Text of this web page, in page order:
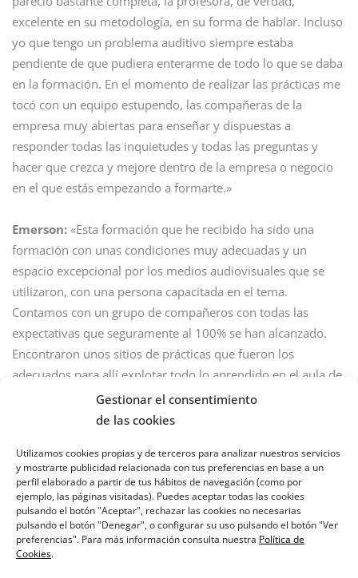
Gestionar el consentimiento
de las cookies
Utilizamos cookies propias y de terceros para analizar nuestros servicios
y mostrarte publicidad relacionada con tus preferencias en base a un
perfil elaborado a partir de tus hábitos de navegación (como por
ejemplo, las páginas visitadas). Puedes aceptar todas las cookies
pulsando el botón "Aceptar", rechazar las cookies no necesarias
pulsando el botón "Denegar", o configurar su uso pulsando el botón "Ver
preferencias". Para más información consulta nuestra Política de
Cookies.
excelente en su metodología, en su forma de hablar. Incluso
yo que tengo un problema auditivo siempre estaba
pendiente de que pudiera enterarme de todo lo que se daba
en la formación. En el momento de realizar las prácticas me
tocó con un equipo estupendo, las compañeras de la
empresa muy abiertas para enseñar y dispuestas a
responder todas las inquietudes y todas las preguntas y
hacer que crezca y mejore dentro de la empresa o negocio
en el que estás empezando a formarte.»
Emerson: «Esta formación que he recibido ha sido una
formación con unas condiciones muy adecuadas y un
espacio excepcional por los medios audiovisuales que se
utilizaron, con una persona capacitada en el tema.
Contamos con un grupo de compañeros con todas las
expectativas que seguramente al 100% se han alcanzado.
Encontraron unos sitios de prácticas que fueron los
adecuados para allí explotar todo lo aprendido en el aula de
la clase. Y en general, la asociación Arrabal viene
impulsando todo este tipo de formaciones con el propósito,
personas que se encuentran de alguna forma por fuera del
esquema de trabajo, se puedan volver a vincular de alguna
manera.»